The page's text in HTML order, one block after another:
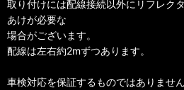
取り付けには配線接続以外にリフレク
あけが必要な
場合がございます。
配線は左右約2mずつあります。
車検対応を保証するものではありませ